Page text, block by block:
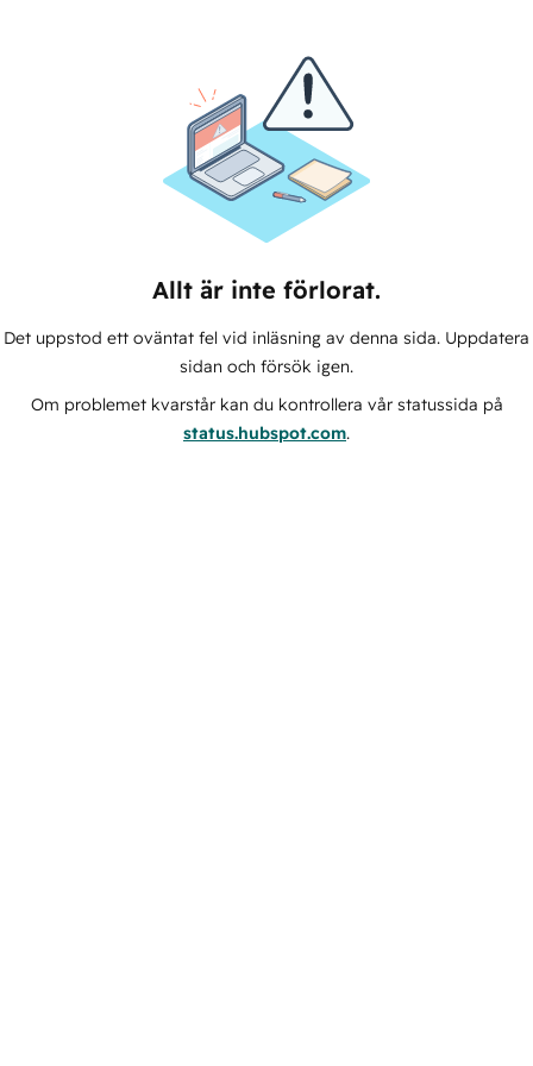
Allt är inte förlorat.
Det uppstod ett oväntat fel vid inläsning av denna sida. Uppdatera
sidan och försök igen.
Om problemet kvarstår kan du kontrollera vår statussida på
status.hubspot.com.